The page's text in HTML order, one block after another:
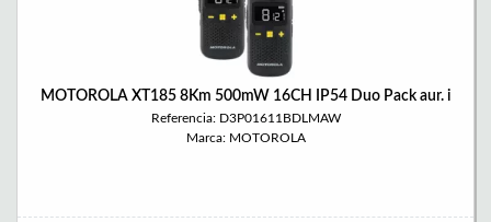
MOTOROLA XT185 8Km 500mW 16CH IP54 Duo Pack aur. i
Referencia: D3P01611BDLMAW
Marca: MOTOROLA